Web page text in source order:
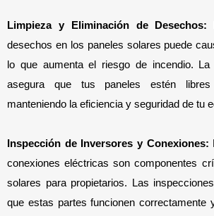
Limpieza y Eliminación de Desechos:
desechos en los paneles solares puede
lo que aumenta el riesgo de incendio. La
asegura que tus paneles estén
manteniendo la eficiencia y seguridad de tu
Inspección de Inversores y Conexiones:
conexiones eléctricas son componentes
solares para propietarios. Las
que estas partes funcionen correctamente